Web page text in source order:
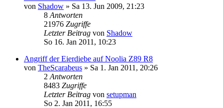
von Shadow » Sa 13. Jun 2009, 21:23
8 Antworten
21976 Zugriffe
Letzter Beitrag von Shadow
So 16. Jan 2011, 10:23
Angriff der Eierdiebe auf Noolia Z89 R8
von TheScarabeus » Sa 1. Jan 2011, 20:26
2 Antworten
8483 Zugriffe
Letzter Beitrag von setupman
So 2. Jan 2011, 16:55